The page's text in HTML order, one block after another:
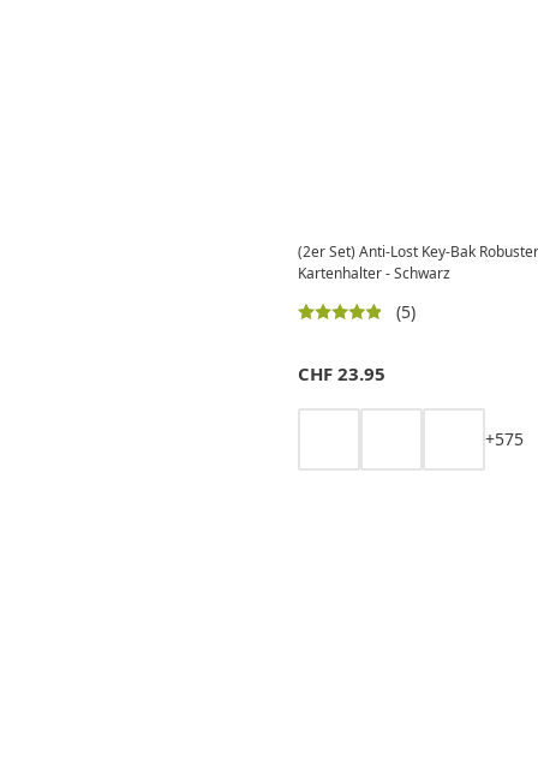
(2er Set) Anti-Lost Key-Bak
Kartenhalter - Schwarz
(5)
CHF 23.95
+575